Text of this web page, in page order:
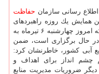
رسانی سازمان حفاظت
همایش یك روزه راهبردهای
در بخش كشاورزی كه امروز چهارشنبه ۶ تیرماه به
در حال برگزاری است، ضمن
آبی كشور، خاطرنشان كرد:
چشم انداز برای اهداف و
ضروریات مدیریت منابع